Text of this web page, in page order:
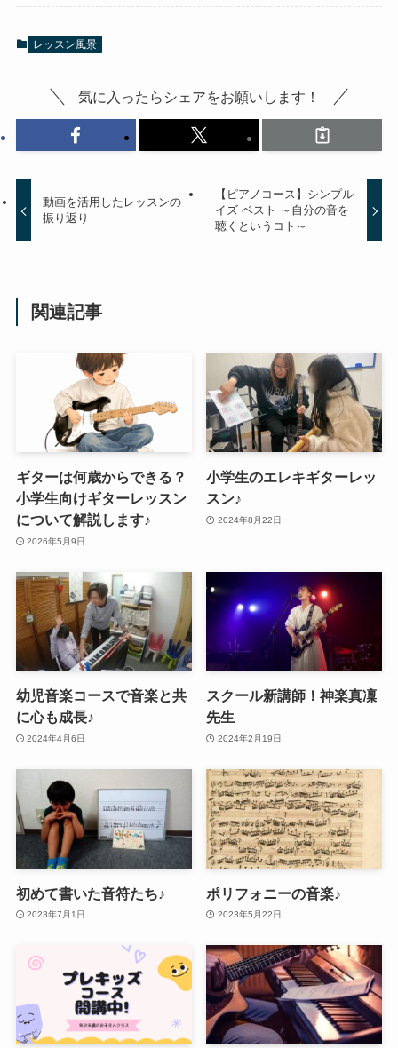
レッスン風景
気に入ったらシェアをお願いします！
動画を活用したレッスンの
振り返り
【ピアノコース】シンプル
イズ ベスト ～自分の音を
聴くというコト～
関連記事
ギターは何歳からできる？
小学生向けギターレッスン
について解説します♪
2026年5月9日
小学生のエレキギターレッ
スン♪
2024年8月22日
幼児音楽コースで音楽と共
に心も成長♪
2024年4月6日
スクール新講師！神楽真凜
先生
2024年2月19日
初めて書いた音符たち♪
2023年7月1日
ポリフォニーの音楽♪
2023年5月22日